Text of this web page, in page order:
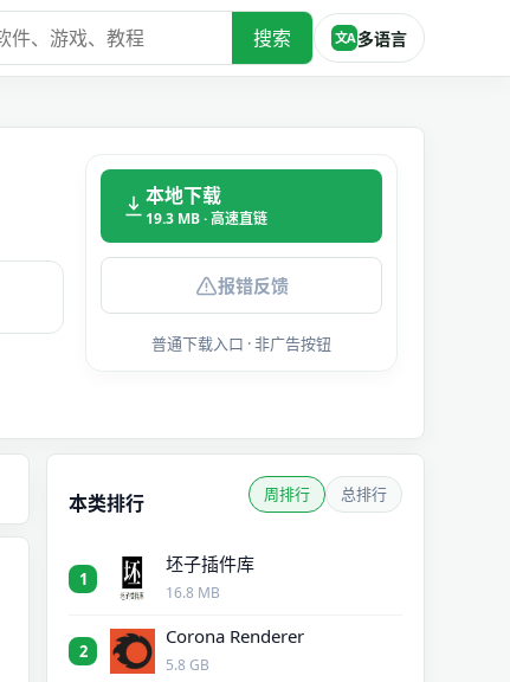
搜索 文A 多语言
本地下载
19.3 MB · 高速直链
报错反馈
普通下载入口 · 非广告按钮
本类排行 周排行 总排行
1
坯子插件库
16.8 MB
2
Corona Renderer
5.8 GB